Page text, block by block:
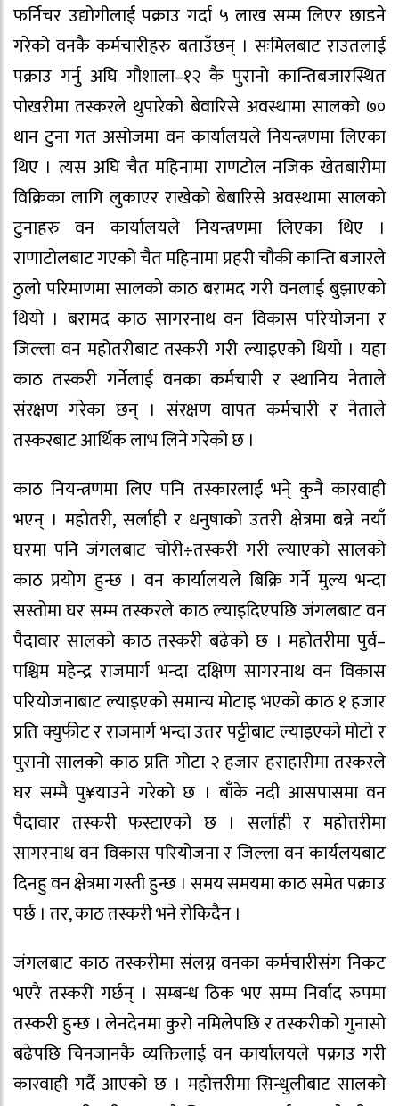
फर्निचर उद्योगीलाई पक्राउ गर्दा ५ लाख सम्म लिएर छाडने
गरेको वनकै कर्मचारीहरु बताउँछन् । सःमिलबाट राउतलाई
पक्राउ गर्नु अघि गौशाला–१२ कै पुरानो कान्तिबजारस्थित
पोखरीमा तस्करले थुपारेको बेवारिसे अवस्थामा सालको ७०
थान टुना गत असोजमा वन कार्यालयले नियन्त्रणमा लिएका
थिए । त्यस अघि चैत महिनामा राणटोल नजिक खेतबारीमा
विक्रिका लागि लुकाएर राखेको बेबारिसे अवस्थामा सालको
टुनाहरु वन कार्यालयले नियन्त्रणमा लिएका थिए ।
राणाटोलबाट गएको चैत महिनामा प्रहरी चौकी कान्ति बजारले
ठुलो परिमाणमा सालको काठ बरामद गरी वनलाई बुझाएको
थियो । बरामद काठ सागरनाथ वन विकास परियोजना र
जिल्ला वन महोतरीबाट तस्करी गरी ल्याइएको थियो । यहा
काठ तस्करी गर्नेलाई वनका कर्मचारी र स्थानिय नेताले
संरक्षण गरेका छन् । संरक्षण वापत कर्मचारी र नेताले
तस्करबाट आर्थिक लाभ लिने गरेको छ ।
काठ नियन्त्रणमा लिए पनि तस्कारलाई भने् कुनै कारवाही
भएन् । महोतरी, सर्लाही र धनुषाको उतरी क्षेत्रमा बन्ने नयाँ
घरमा पनि जंगलबाट चोरी÷तस्करी गरी ल्याएको सालको
काठ प्रयोग हुन्छ । वन कार्यालयले बिक्रि गर्ने मुल्य भन्दा
सस्तोमा घर सम्म तस्करले काठ ल्याइदिएपछि जंगलबाट वन
पैदावार सालको काठ तस्करी बढेको छ । महोतरीमा पुर्व–
पश्चिम महेन्द्र राजमार्ग भन्दा दक्षिण सागरनाथ वन विकास
परियोजनाबाट ल्याइएको समान्य मोटाइ भएको काठ १ हजार
प्रति क्युफीट र राजमार्ग भन्दा उतर पट्टीबाट ल्याइएको मोटो र
पुरानो सालको काठ प्रति गोटा २ हजार हराहारीमा तस्करले
घर सम्मै पु¥याउने गरेको छ । बाँके नदी आसपासमा वन
पैदावार तस्करी फस्टाएको छ । सर्लाही र महोत्तरीमा
सागरनाथ वन विकास परियोजना र जिल्ला वन कार्यलयबाट
दिनहु वन क्षेत्रमा गस्ती हुन्छ । समय समयमा काठ समेत पक्राउ
पर्छ । तर, काठ तस्करी भने रोकिदैन ।
जंगलबाट काठ तस्करीमा संलग्न वनका कर्मचारीसंग निकट
भएरै तस्करी गर्छन् । सम्बन्ध ठिक भए सम्म निर्वाद रुपमा
तस्करी हुन्छ । लेनदेनमा कुरो नमिलेपछि र तस्करीको गुनासो
बढेपछि चिनजानकै व्यक्तिलाई वन कार्यालयले पक्राउ गरी
कारवाही गर्दै आएको छ । महोत्तरीमा सिन्धुलीबाट सालको